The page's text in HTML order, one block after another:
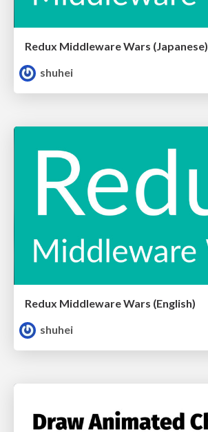
Redux Middleware Wars (Japanese)
shuhei
Redux Middleware Wars (English)
shuhei